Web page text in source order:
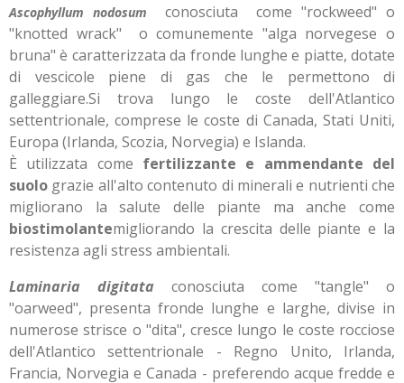
Ascophyllum nodosum conosciuta come "rockweed" o
"knotted wrack" o comunemente "alga norvegese o
bruna" è caratterizzata da fronde lunghe e piatte, dotate
di vescicole piene di gas che le permettono di
galleggiare.Si trova lungo le coste dell'Atlantico
settentrionale, comprese le coste di Canada, Stati Uniti,
Europa (Irlanda, Scozia, Norvegia) e Islanda.
È utilizzata come fertilizzante e ammendante del
suolo grazie all'alto contenuto di minerali e nutrienti che
migliorano la salute delle piante ma anche come
biostimolantemigliorando la crescita delle piante e la
resistenza agli stress ambientali.
Laminaria digitata conosciuta come "tangle" o
"oarweed", presenta fronde lunghe e larghe, divise in
numerose strisce o "dita", cresce lungo le coste rocciose
dell'Atlantico settentrionale - Regno Unito, Irlanda,
Francia, Norvegia e Canada - preferendo acque fredde e